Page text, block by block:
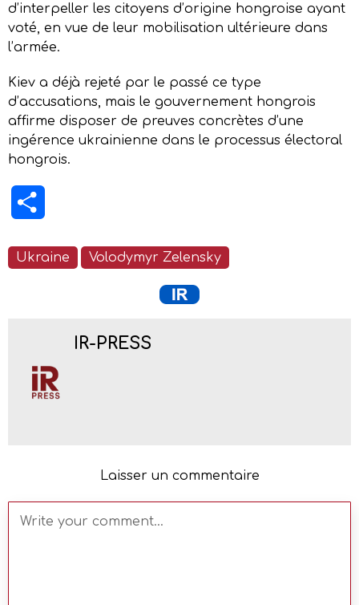
d’interpeller les citoyens d’origine hongroise ayant
voté, en vue de leur mobilisation ultérieure dans
l’armée.
Kiev a déjà rejeté par le passé ce type
d’accusations, mais le gouvernement hongrois
affirme disposer de preuves concrètes d’une
ingérence ukrainienne dans le processus électoral
hongrois.
Ukraine Volodymyr Zelensky
IR-PRESS
Laisser un commentaire